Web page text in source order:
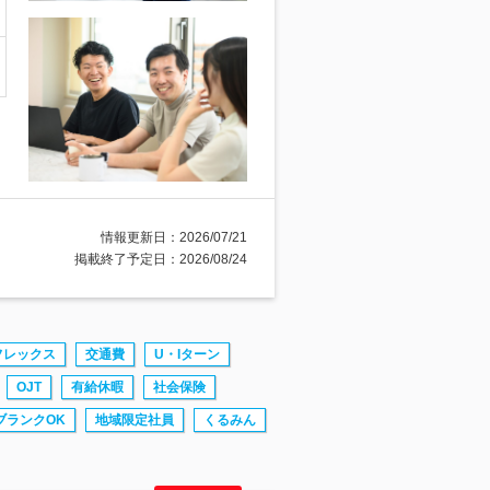
情報更新日：2026/07/21
掲載終了予定日：2026/08/24
レックス 交通費 U・Iターン
OJT 有給休暇 社会保険
ランクOK 地域限定社員 くるみん